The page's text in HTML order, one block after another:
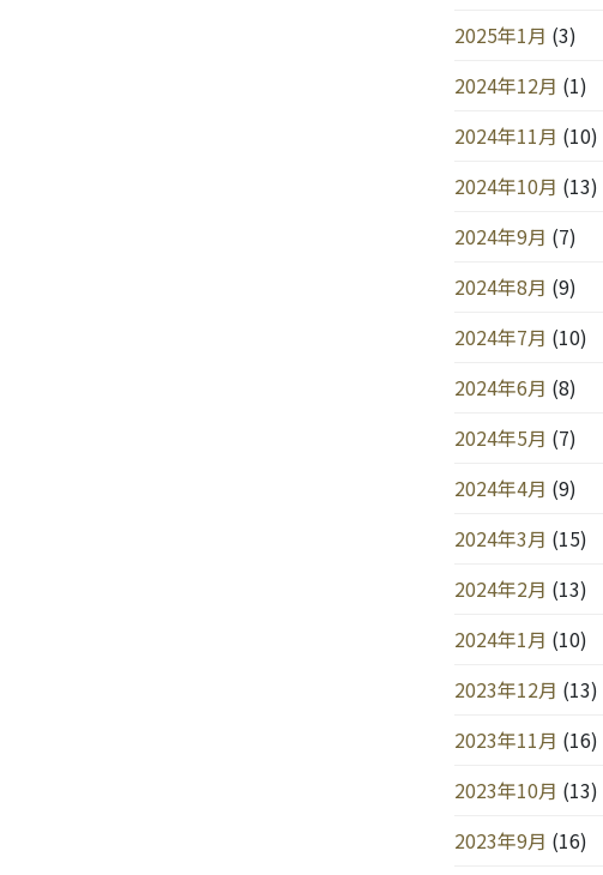
2025年1月 (3)
2024年12月 (1)
2024年11月 (10)
2024年10月 (13)
2024年9月 (7)
2024年8月 (9)
2024年7月 (10)
2024年6月 (8)
2024年5月 (7)
2024年4月 (9)
2024年3月 (15)
2024年2月 (13)
2024年1月 (10)
2023年12月 (13)
2023年11月 (16)
2023年10月 (13)
2023年9月 (16)